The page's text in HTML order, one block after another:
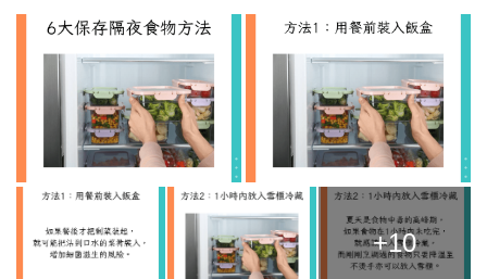
+10